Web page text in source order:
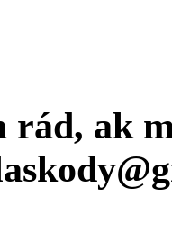
rád, ak